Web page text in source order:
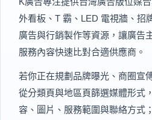
外看板、T 霸、LED 電視牆、招
廣告與行銷製作等資源，讓廣告
服務內容快速比對合適供應商。
若你正在規劃品牌曝光、商圈宣
從分類頁與地區頁篩選媒體形式
容、圖片、服務範圍與聯絡方式